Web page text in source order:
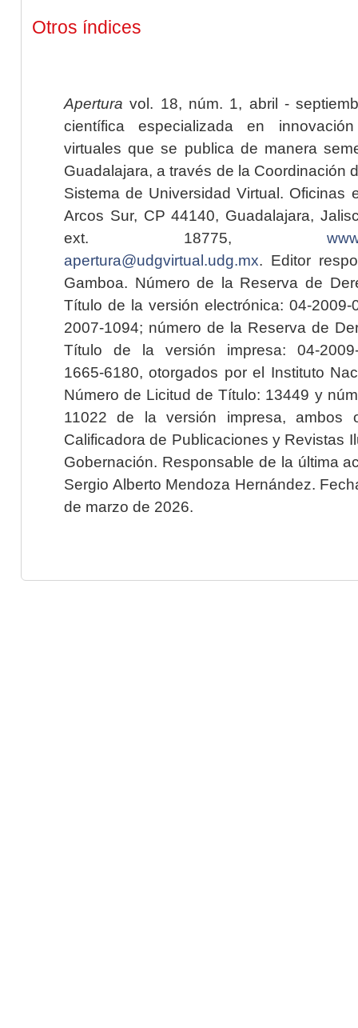
Otros índices
Apertura vol. 18, núm. 1, abril -
científica especializada en
virtuales que se publica de manera
Guadalajara, a través de la Coordinación
Sistema de Universidad Virtual. Oficinas
Arcos Sur, CP 44140, Guadalajara,
ext. 18775,
apertura@udgvirtual.udg.mx. Editor
Gamboa. Número de la Reserva de
Título de la versión electrónica: 04-2009-
2007-1094; número de la Reserva de
Título de la versión impresa: 04-2009-
1665-6180, otorgados por el Instituto
Número de Licitud de Título: 13449 y
11022 de la versión impresa, ambos
Calificadora de Publicaciones y Revistas
Gobernación. Responsable de la última
Sergio Alberto Mendoza Hernández.
de marzo de 2026.